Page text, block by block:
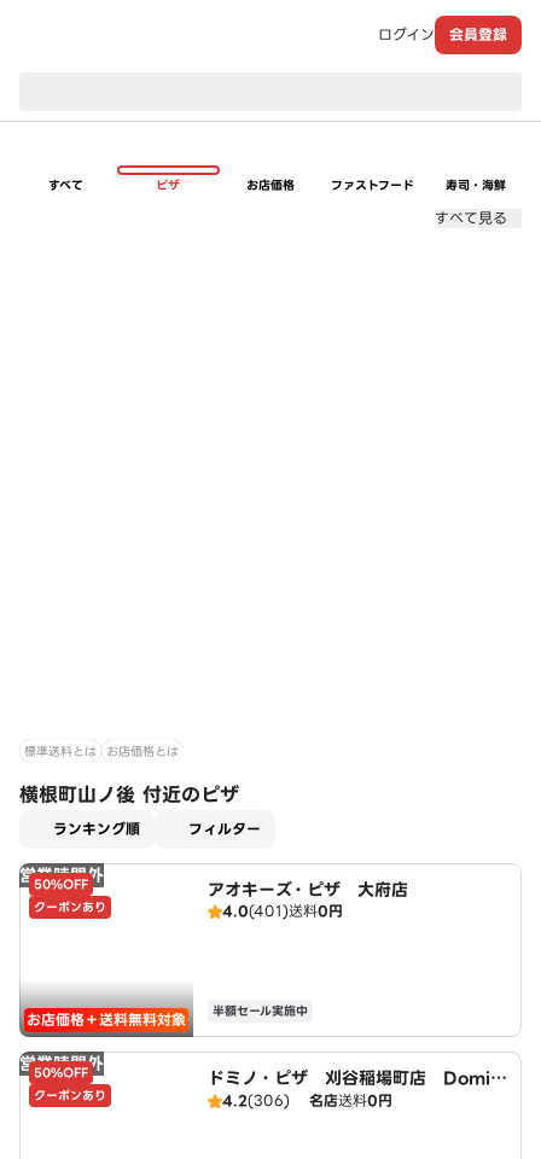
ログイン 会員登録
すべて ピザ お店価格 ファストフード 寿司・海鮮
すべて見る
標準送料とは お店価格とは
横根町山ノ後 付近のピザ
ランキング順 フィルター
営業時間外
50%OFF
クーポンあり
お店価格＋送料無料対象
アオキーズ・ピザ 大府店
4.0(401)送料0円
半額セール実施中
営業時間外
50%OFF
クーポンあり
ドミノ・ピザ 刈谷稲場町店 Domin
o's4.2(306) 名店送料0円